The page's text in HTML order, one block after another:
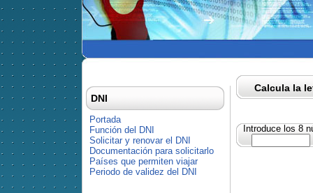
Calcula la
Introduce los 8
DNI
Portada
Función del DNI
Solicitar y renovar el DNI
Documentación para solicitarlo
Países que permiten viajar
Periodo de validez del DNI